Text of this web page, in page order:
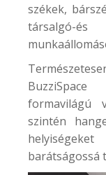
székek,
társalgó-
formavilágú
szintén
barátságossá